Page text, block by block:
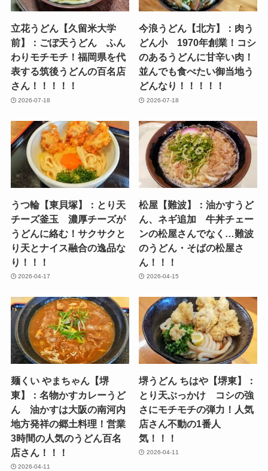
立花うどん【久留米大学
前】：ごぼ天うどん ふん
わりモチモチ！福岡県を代
表する筑後うどんの百名店
さん！！！！！
2026-07-18
今浪うどん【北方】：肉う
どん小 1970年創業！コシ
のあるうどんに甘辛い肉！
並んでも食べたい御当地う
どんなり！！！！！
2026-07-18
うつ輪【東貝塚】：とり天
チーズ釜玉 濃厚チーズが
うどんに絡む！サクサクと
り天とナイス融合の逸品な
り！！！
2026-04-17
松屋【難波】：油かすうど
ん、ネギ追加 牛丼チェー
ンの松屋さんでなく…難波
のうどん・そばの松屋さ
ん！！！
2026-04-15
麺くい やまちゃん【堺
東】：名物かすカレーうど
ん 油かすは大阪の南河内
地方発祥の郷土料理！営業
3時間の人気のうどん百名
店さん！！！
2026-04-11
堺うどん ちはや【堺東】：
とり天ぶっかけ コシの強
さにモチモチの弾力！人気
店さん不動の1番人
気！！！
2026-04-11